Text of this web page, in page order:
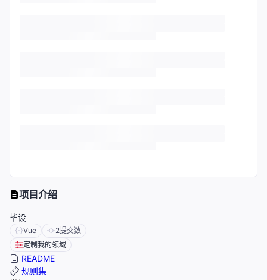
项目介绍
毕设
Vue 2提交数
定制我的领域
README
规则集